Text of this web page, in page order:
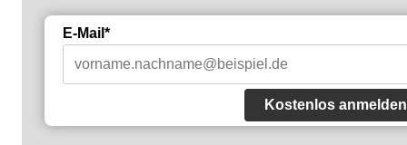
E-Mail*
Kostenlos anmelden